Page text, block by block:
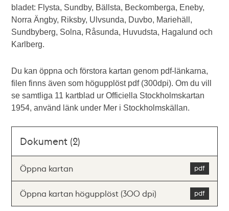
bladet: Flysta, Sundby, Bällsta, Beckomberga, Eneby,
Norra Ängby, Riksby, Ulvsunda, Duvbo, Mariehäll,
Sundbyberg, Solna, Råsunda, Huvudsta, Hagalund och
Karlberg.
Du kan öppna och förstora kartan genom pdf-länkarna,
filen finns även som högupplöst pdf (300dpi). Om du vill
se samtliga 11 kartblad ur Officiella Stockholmskartan
1954, använd länk under Mer i Stockholmskällan.
Dokument (2)
Öppna kartan
Öppna kartan högupplöst (300 dpi)